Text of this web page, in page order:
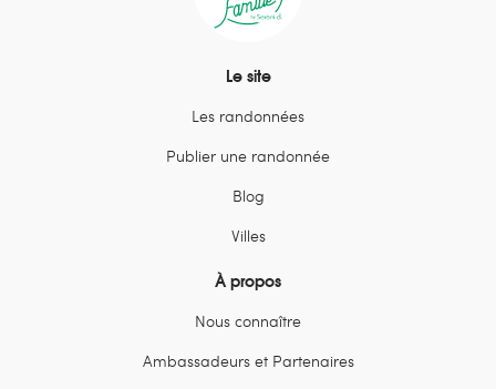
Le site
Les randonnées
Publier une randonnée
Blog
Villes
À propos
Nous connaître
Ambassadeurs et Partenaires